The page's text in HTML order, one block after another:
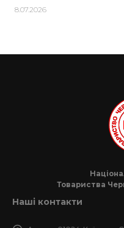
8.07.2026
Товариства
Наші контакти